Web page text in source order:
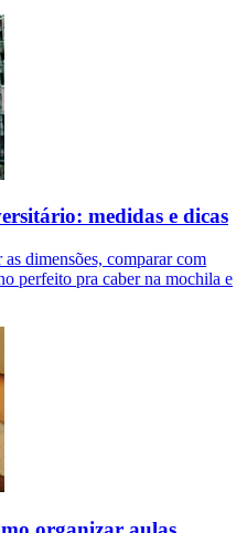
medidas e dicas
dimensões, comparar com
perfeito pra caber na mochila e